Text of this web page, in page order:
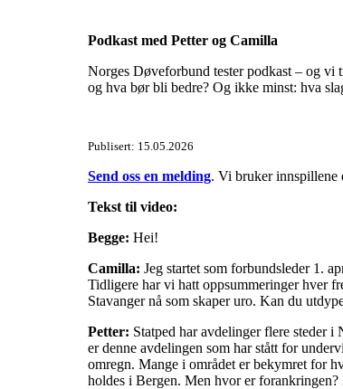
Podkast med Petter og Camilla
Norges Døveforbund tester podkast – og
og hva bør bli bedre? Og ikke minst: hva
Publisert: 15.05.2026
Send oss en melding. Vi bruker innspillene
Tekst til video:
Begge: Hei!
Camilla: Jeg startet som forbundsleder 1.
Tidligere har vi hatt oppsummeringer hver
Stavanger nå som skaper uro. Kan du
Petter: Statped har avdelinger flere steder i
er denne avdelingen som har stått for
omregn. Mange i området er bekymret for
holdes i Bergen. Men hvor er forankringen?